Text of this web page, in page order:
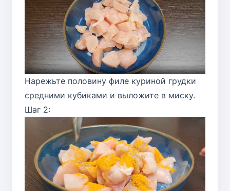
Нарежьте половину филе куриной грудки
средними кубиками и выложите в миску.
Шаг 2: